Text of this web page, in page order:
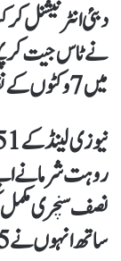
دبئی انٹرنیشنل
میں 7 وکٹوں کے نقصان پر 251 رنز بنائے۔
روہت شرما نے
نصف سنچری
ساتھ انہوں نے 105 کا مجموعہ کھڑا کردیا۔